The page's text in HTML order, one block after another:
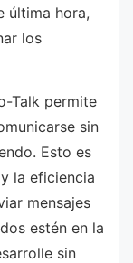
última hora,
los
Talk permite
sin
Esto es
la eficiencia
mensajes
estén en la
sin